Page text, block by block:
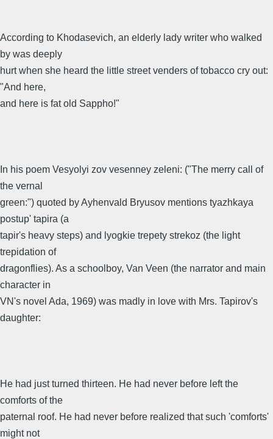
According to Khodasevich, an elderly lady writer who walked
by was deeply
hurt when she heard the little street venders of tobacco cry out:
"And here,
and here is fat old Sappho!"
In his poem Vesyolyi zov vesenney zeleni: ("The merry call of
the vernal
green:") quoted by Ayhenvald Bryusov mentions tyazhkaya
postup' tapira (a
tapir's heavy steps) and lyogkie trepety strekoz (the light
trepidation of
dragonflies). As a schoolboy, Van Veen (the narrator and main
character in
VN's novel Ada, 1969) was madly in love with Mrs. Tapirov's
daughter:
He had just turned thirteen. He had never before left the
comforts of the
paternal roof. He had never before realized that such 'comforts'
might not